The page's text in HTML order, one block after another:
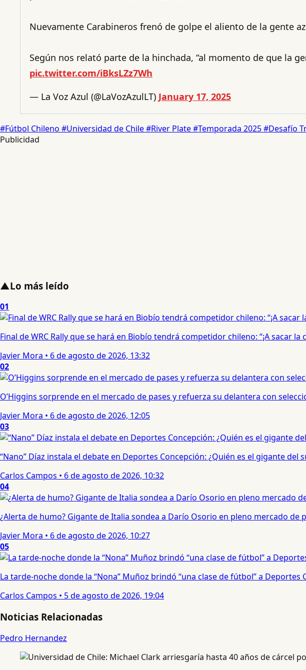
Nuevamente Carabineros frenó de golpe el aliento de la gente
Según nos relató parte de la hinchada, “al momento de que la
pic.twitter.com/iBksLZz7Wh
— La Voz Azul (@LaVozAzulLT) January 17, 2025
#Fútbol Chileno #Universidad de Chile#River Plate#Temporada 2025#Desafío
Publicidad
▲Lo más leído
01
Final de WRC Rally que se hará en Biobío tendrá competidor chileno: “¡A sacar la
Javier Mora • 6 de agosto de 2026, 13:32
02
O’Higgins sorprende en el mercado de pases y refuerza su delantera con
Javier Mora • 6 de agosto de 2026, 12:05
03
“Nano” Díaz instala el debate en Deportes Concepción: ¿Quién es el gigante del
Carlos Campos • 6 de agosto de 2026, 10:32
04
¿Alerta de humo? Gigante de Italia sondea a Darío Osorio en pleno mercado de
Javier Mora • 6 de agosto de 2026, 10:27
05
La tarde-noche donde la “Nona” Muñoz brindó “una clase de fútbol” a Deportes
Carlos Campos • 5 de agosto de 2026, 19:04
Noticias Relacionadas
Pedro Hernandez